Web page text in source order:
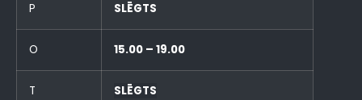
P SLĒGTS
O 15.00 – 19.00
T SLĒGTS